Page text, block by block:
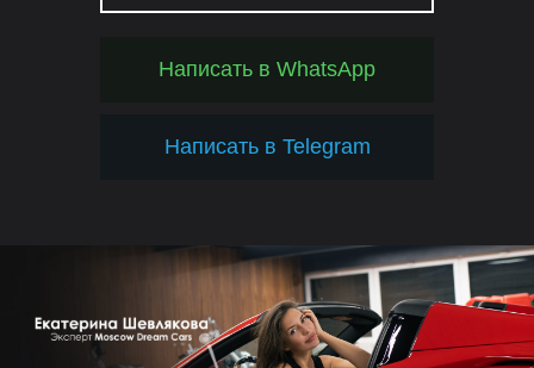
Написать в WhatsApp
Написать в Telegram